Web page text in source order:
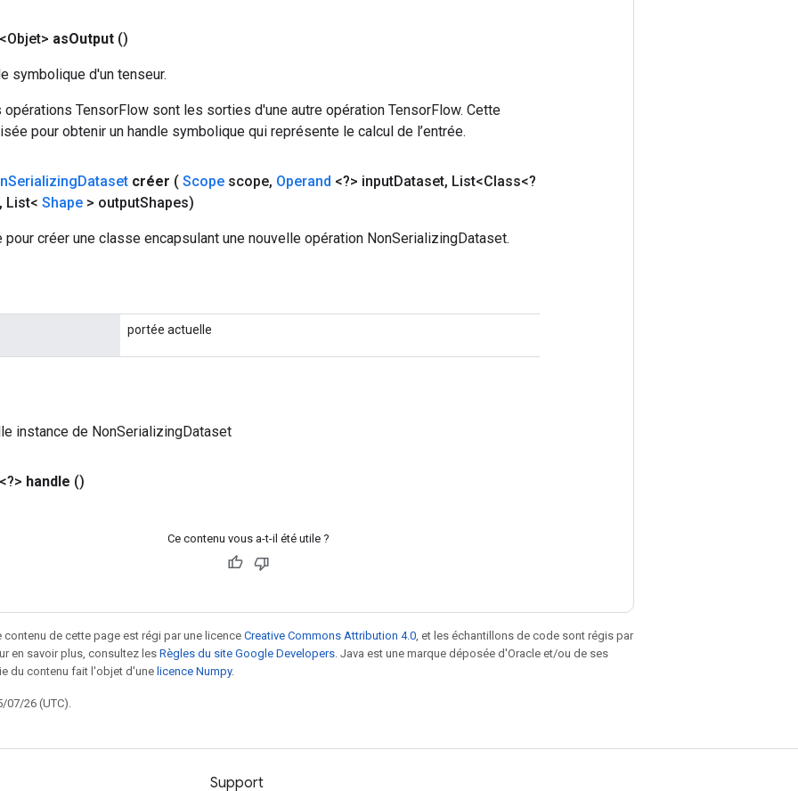
asOutput ()
symbolique d'un tenseur.
TensorFlow sont les sorties d'une autre opération TensorFlow. Cette
pour obtenir un handle symbolique qui représente le calcul de l’entrée.
SerializingDataset créer ( Scope scope, Operand <?> inputDataset, List<Class<?
, List< Shape > outputShapes)
créer une classe encapsulant une nouvelle opération NonSerializingDataset.
portée actuelle
instance de NonSerializingDataset
handle ()
Ce contenu vous a-t-il été utile ?
de cette page est régi par une licence Creative Commons Attribution 4.0 , et les échantillons de code sont régis par
en savoir plus, consultez les Règles du site Google Developers . Java est une marque déposée d'Oracle et/ou de ses
du contenu fait l'objet d'une licence Numpy.
07/26 (UTC).
Support